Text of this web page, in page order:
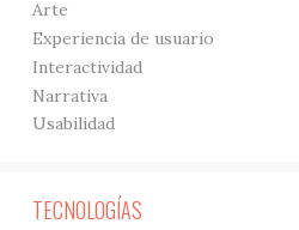
Arte
Experiencia de usuario
Interactividad
Narrativa
Usabilidad
TECNOLOGÍAS